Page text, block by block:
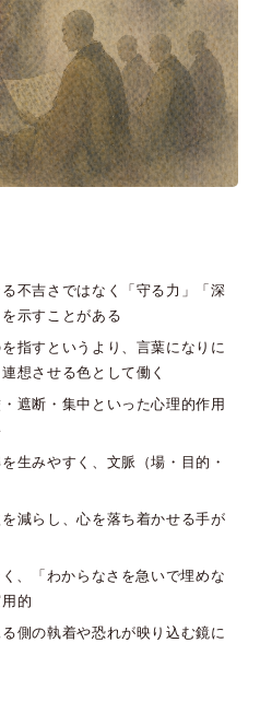
不吉さではなく「守る力」「深
示すことがある
指すというより、言葉になりに
想させる色として働く
遮断・集中といった心理的作用
生みやすく、文脈（場・目的・
減らし、心を落ち着かせる手が
、「わからなさを急いで埋めな
的
側の執着や恐れが映り込む鏡に